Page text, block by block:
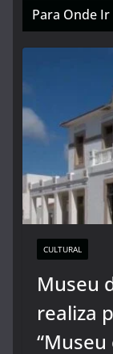
Para Onde Ir
CULTURAL
Museu
realiza